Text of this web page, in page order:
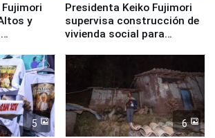
y
empleo
Presidenta Keiko Fujimori
supervisa construcción de
vivienda social para
5 6